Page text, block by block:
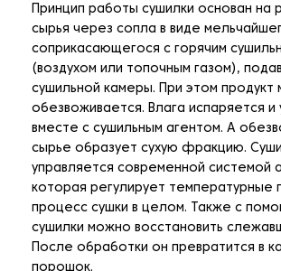
Принцип работы сушилки основан на
сырья через сопла в виде
соприкасающегося с горячим
(воздухом или топочным газом),
сушильной камеры. При этом продукт
обезвоживается. Влага испаряется и
вместе с сушильным агентом. А
сырье образует сухую фракцию.
управляется современной системой
которая регулирует температурные
процесс сушки в целом.
Также с
сушилки можно восстановить
После обработки он превратится в
порошок.